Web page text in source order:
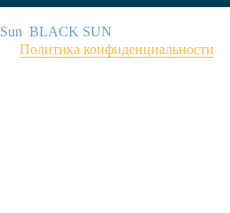
BLACK SUN
Политика конфиденциальности